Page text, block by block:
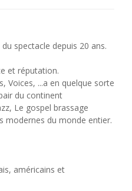
spectacle depuis 20 ans.
et réputation.
Voices, ...a en quelque sorte
du continent
Le gospel brassage
modernes du monde entier.
américains et